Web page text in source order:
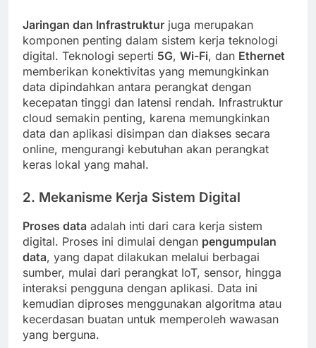
Jaringan dan Infrastruktur juga merupakan
komponen penting dalam sistem kerja teknologi
digital. Teknologi seperti 5G, Wi-Fi, dan Ethernet
memberikan konektivitas yang memungkinkan
data dipindahkan antara perangkat dengan
kecepatan tinggi dan latensi rendah. Infrastruktur
cloud semakin penting, karena memungkinkan
data dan aplikasi disimpan dan diakses secara
online, mengurangi kebutuhan akan perangkat
keras lokal yang mahal.
2. Mekanisme Kerja Sistem Digital
Proses data adalah inti dari cara kerja sistem
digital. Proses ini dimulai dengan pengumpulan
data, yang dapat dilakukan melalui berbagai
sumber, mulai dari perangkat IoT, sensor, hingga
interaksi pengguna dengan aplikasi. Data ini
kemudian diproses menggunakan algoritma atau
kecerdasan buatan untuk memperoleh wawasan
yang berguna.